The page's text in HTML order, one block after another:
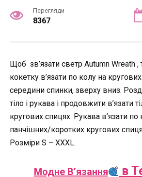
Перегляди
8367
Щоб зв’язати светр Autumn Wreath ,
кокетку в’язати по колу на
середини спинки, зверху вниз.
тіло і рукава і продовжити в’язати
кругових спицях. Рукава в’язати по
панчішних/коротких кругових
Розміри S – XXXL.
Модне В’язання в